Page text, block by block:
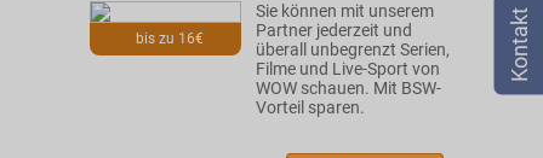
☎ 0800 - 279 25 82
bis zu 16€
Sie können mit unserem
Partner jederzeit und
überall unbegrenzt Serien,
Filme und Live-Sport von
WOW schauen. Mit BSW-
Vorteil sparen.